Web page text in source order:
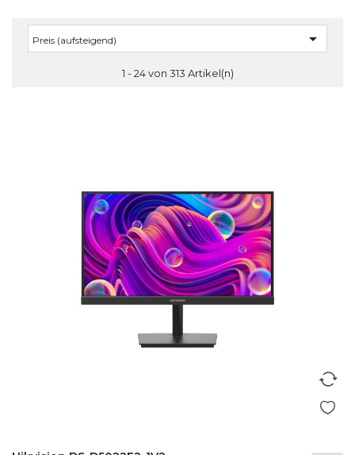
Preis (aufsteigend) 
1 - 24 von 313 Artikel(n)